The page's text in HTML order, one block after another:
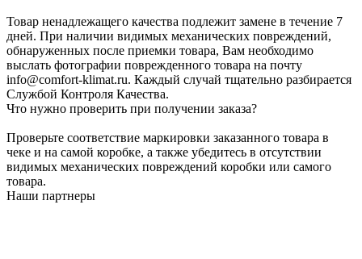
Товар ненадлежащего качества подлежит замене в течение 7
дней. При наличии видимых механических повреждений,
обнаруженных после приемки товара, Вам необходимо
выслать фотографии поврежденного товара на почту
info@comfort-klimat.ru. Каждый случай тщательно разбирается
Службой Контроля Качества.
Что нужно проверить при получении заказа?
Проверьте соответствие маркировки заказанного товара в
чеке и на самой коробке, а также убедитесь в отсутствии
видимых механических повреждений коробки или самого
товара.
Наши партнеры